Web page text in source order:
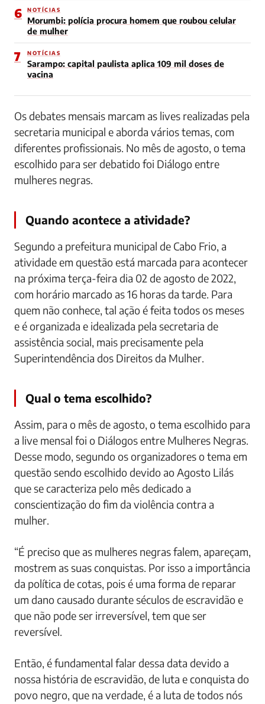
6 NOTÍCIAS
Morumbi: polícia procura homem que roubou celular
de mulher
7 NOTÍCIAS
Sarampo: capital paulista aplica 109 mil doses de
vacina
Os debates mensais marcam as lives realizadas pela
secretaria municipal e aborda vários temas, com
diferentes profissionais. No mês de agosto, o tema
escolhido para ser debatido foi Diálogo entre
mulheres negras.
Quando acontece a atividade?
Segundo a prefeitura municipal de Cabo Frio, a
atividade em questão está marcada para acontecer
na próxima terça-feira dia 02 de agosto de 2022,
com horário marcado as 16 horas da tarde. Para
quem não conhece, tal ação é feita todos os meses
e é organizada e idealizada pela secretaria de
assistência social, mais precisamente pela
Superintendência dos Direitos da Mulher.
Qual o tema escolhido?
Assim, para o mês de agosto, o tema escolhido para
a live mensal foi o Diálogos entre Mulheres Negras.
Desse modo, segundo os organizadores o tema em
questão sendo escolhido devido ao Agosto Lilás
que se caracteriza pelo mês dedicado a
conscientização do fim da violência contra a
mulher.
“É preciso que as mulheres negras falem, apareçam,
mostrem as suas conquistas. Por isso a importância
da política de cotas, pois é uma forma de reparar
um dano causado durante séculos de escravidão e
que não pode ser irreversível, tem que ser
reversível.
Então, é fundamental falar dessa data devido a
nossa história de escravidão, de luta e conquista do
povo negro, que na verdade, é a luta de todos nós